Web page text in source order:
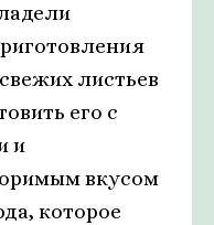
листьев
его с
и
вкусом
которое